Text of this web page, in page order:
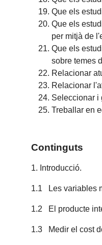
Que els
Que els
per mitjà de
Que els
sobre temes
Relacionar
Relacionar
Seleccionar i
Treballar en
Continguts
1. Introducció.
1.1 Les variables
1.2 El producte
1.3 Medir el cost